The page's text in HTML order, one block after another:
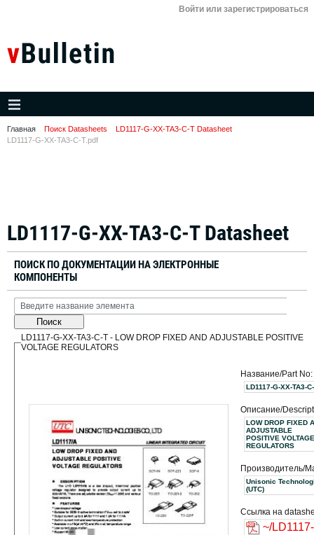
Войти или зарегистрироваться
Главная Поиск Datasheets
LD1117-G-XX-TA3-C-T Datasheet
LD1117-G-XX-TA3-C-T.pdf
LD1117-G-XX-TA3-C-T Datasheet
ПОИСК ПО ДОКУМЕНТАЦИИ НА ЭЛЕКТРОННЫЕ
КОМПОНЕНТЫ
Поиск
LD1117-G-XX-TA3-C-T - LOW DROP FIXED AND ADJUSTABLE POSITIVE
VOLTAGE REGULATORS
Название/Part No:
LD1117-G-XX-TA3-
Описание/
LOW DROP FIXED
ADJUSTABLE
POSITIVE VOLTAGE
REGULATORS
Производитель/
Unisonic
(UTC)
Ссылка на
~/LD1117-